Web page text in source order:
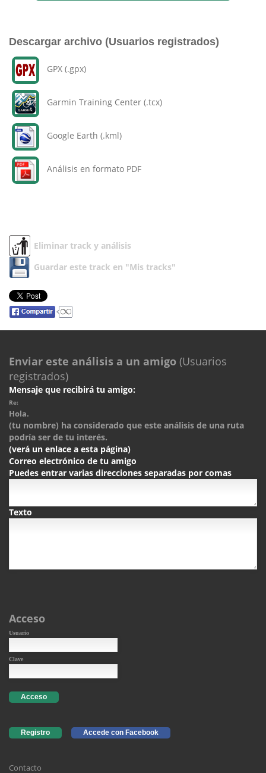
Descargar archivo (Usuarios registrados)
GPX (.gpx)
Garmin Training Center (.tcx)
Google Earth (.kml)
Análisis en formato PDF
Eliminar track y análisis
Guardar este track en "Mis tracks"
Enviar este análisis a un amigo (Usuarios
registrados)
Mensaje que recibirá tu amigo:
Re:
Hola.
(tu nombre) ha considerado que este análisis de una ruta
podría ser de tu interés.
(verá un enlace a esta página)
Correo electrónico de tu amigo
Puedes entrar varias direcciones separadas por comas
Texto
Acceso
Usuario
Clave
Acceso
Registro Accede con Facebook
Contacto